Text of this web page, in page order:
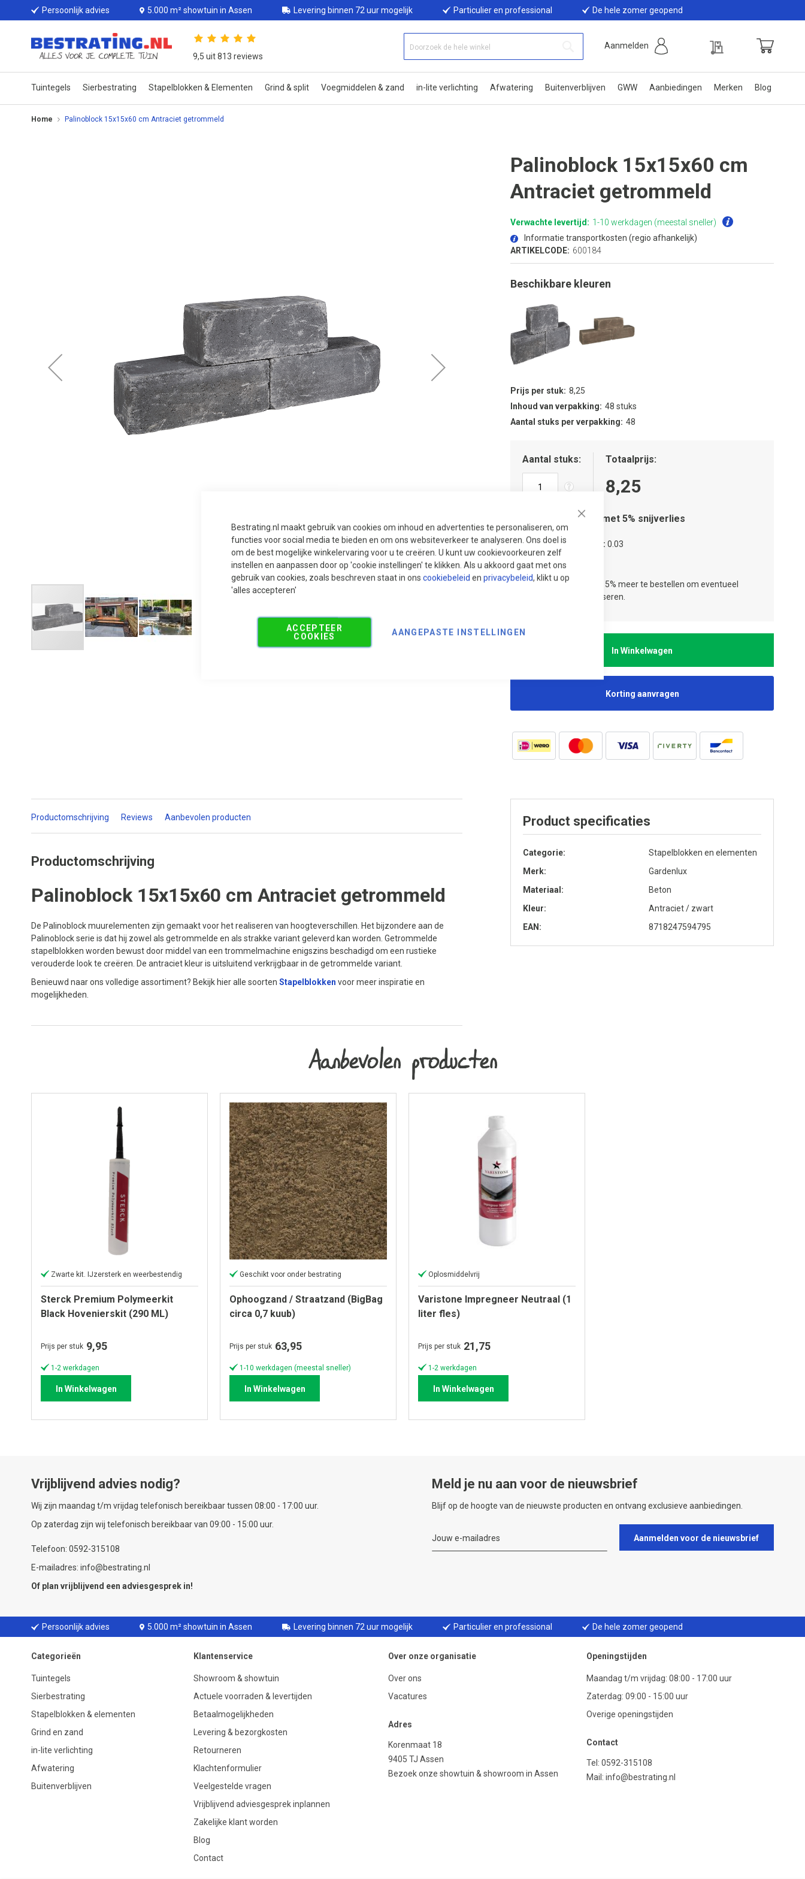
Bestrating.nl maakt gebruik van cookies om inhoud en advertenties te personaliseren, om
functies voor social media te bieden en om ons websiteverkeer te analyseren. Ons doel is
om de best mogelijke winkelervaring voor u te creëren. U kunt uw cookievoorkeuren zelf
instellen en aanpassen door op 'cookie instellingen' te klikken. Als u akkoord gaat met ons
gebruik van cookies, zoals beschreven staat in ons cookiebeleid en privacybeleid, klikt u op
'alles accepteren'
ACCEPTEER
COOKIES
AANGEPASTE INSTELLINGEN
Persoonlijk advies 5.000 m² showtuin in Assen Levering binnen 72 uur mogelijk Particulier en professional De hele zomer geopend
9,5 uit 813 reviews
Aanmelden
Tuintegels Sierbestrating Stapelblokken & Elementen Grind & split Voegmiddelen & zand in-lite verlichting Afwatering Buitenverblijven GWW Aanbiedingen Merken Blog
Home Palinoblock 15x15x60 cm Antraciet getrommeld
Palinoblock 15x15x60 cm
Antraciet getrommeld
Verwachte levertijd: 1-10 werkdagen (meestal sneller)
Informatie transportkosten (regio afhankelijk)
ARTIKELCODE: 600184
Beschikbare kleuren
Prijs per stuk 8,25
Inhoud van verpakking
48 stuks
Aantal stuks per verpakking
48
Aantal stuks Totaalprijs
8,25
Houd rekening met 5% snijverlies
Aantal verpakkingen
0.03
Advies: Wij adviseren 5% meer te bestellen om eventueel
snijverlies te compenseren.
In Winkelwagen
Korting aanvragen
Productomschrijving Reviews Aanbevolen producten
Productomschrijving
Palinoblock 15x15x60 cm Antraciet getrommeld
De Palinoblock muurelementen zijn gemaakt voor het realiseren van hoogteverschillen. Het bijzondere aan de
Palinoblock serie is dat hij zowel als getrommelde en als strakke variant geleverd kan worden. Getrommelde
stapelblokken worden bewust door middel van een trommelmachine enigszins beschadigd om een rustieke
verouderde look te creëren. De antraciet kleur is uitsluitend verkrijgbaar in de getrommelde variant.
Benieuwd naar ons volledige assortiment? Bekijk hier alle soorten Stapelblokken voor meer inspiratie en
mogelijkheden.
Product specificaties
Categorie
Stapelblokken en elementen
Merk
Gardenlux
Materiaal
Beton
Kleur
Antraciet / zwart
EAN
8718247594795
Aanbevolen producten
Zwarte kit. IJzersterk en weerbestendig
Sterck Premium Polymeerkit
Black Hovenierskit (290 ML)
Prijs per stuk 9,95
1-2 werkdagen
In Winkelwagen
Geschikt voor onder bestrating
Ophoogzand / Straatzand (BigBag
circa 0,7 kuub)
Prijs per stuk 63,95
1-10 werkdagen (meestal sneller)
In Winkelwagen
Oplosmiddelvrij
Varistone Impregneer Neutraal (1
liter fles)
Prijs per stuk 21,75
1-2 werkdagen
In Winkelwagen
Vrijblijvend advies nodig?
Wij zijn maandag t/m vrijdag telefonisch bereikbaar tussen 08:00 - 17:00 uur.
Op zaterdag zijn wij telefonisch bereikbaar van 09:00 - 15:00 uur.
Telefoon: 0592-315108
E-mailadres: info@bestrating.nl
Of plan vrijblijvend een adviesgesprek in!
Meld je nu aan voor de nieuwsbrief
Blijf op de hoogte van de nieuwste producten en ontvang exclusieve aanbiedingen.
Aanmelden voor de nieuwsbrief
Persoonlijk advies 5.000 m² showtuin in Assen Levering binnen 72 uur mogelijk Particulier en professional De hele zomer geopend
Categorieën
Tuintegels
Sierbestrating
Stapelblokken & elementen
Grind en zand
in-lite verlichting
Afwatering
Buitenverblijven
Klantenservice
Showroom & showtuin
Actuele voorraden & levertijden
Betaalmogelijkheden
Levering & bezorgkosten
Retourneren
Klachtenformulier
Veelgestelde vragen
Vrijblijvend adviesgesprek inplannen
Zakelijke klant worden
Blog
Contact
Over onze organisatie
Over ons
Vacatures
Adres
Korenmaat 18
9405 TJ Assen
Bezoek onze showtuin & showroom in Assen
Openingstijden
Maandag t/m vrijdag: 08:00 - 17:00 uur
Zaterdag: 09:00 - 15:00 uur
Overige openingstijden
Contact
Tel: 0592-315108
Mail: info@bestrating.nl